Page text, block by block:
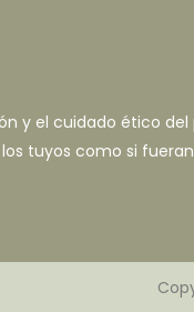
y el cuidado ético
tuyos como si fueran